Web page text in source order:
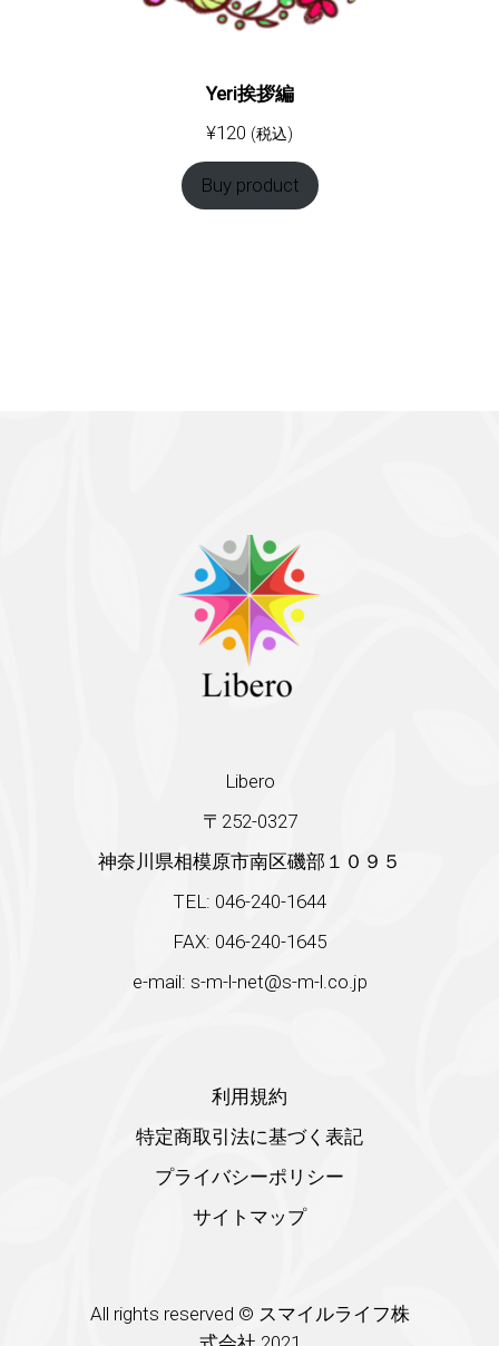
Yeri挨拶編
¥120 (税込)
Buy product
Libero
〒252-0327
神奈川県相模原市南区磯部１０９５
TEL: 046-240-1644
FAX: 046-240-1645
e-mail: s-m-l-net@s-m-l.co.jp
利用規約
特定商取引法に基づく表記
プライバシーポリシー
サイトマップ
All rights reserved © スマイルライフ株